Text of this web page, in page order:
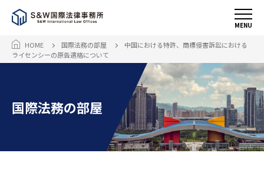
MENU
HOME 国際法務の部屋
中国における特許、商標侵害訴訟における
ライセンシーの原告適格について
国際法務の部屋